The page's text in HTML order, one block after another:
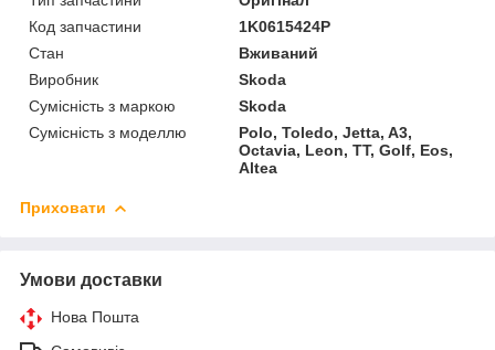
Код запчастини
1K0615424P
Стан
Вживаний
Виробник
Skoda
Сумісність з маркою
Skoda
Сумісність з моделлю
Polo, Toledo, Jetta, A3,
Octavia, Leon, TT, Golf, Eos,
Altea
Приховати
Умови доставки
Нова Пошта